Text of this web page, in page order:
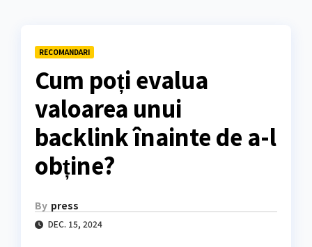
RECOMANDARI
Cum poți evalua
valoarea unui
backlink înainte de a-l
obține?
By press
DEC. 15, 2024